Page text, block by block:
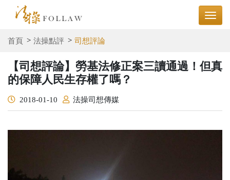
首頁 法操點評 司想評論
【司想評論】勞基法修正案三讀通過！但真
的保障人民生存權了嗎？
2018-01-10 法操司想傳媒